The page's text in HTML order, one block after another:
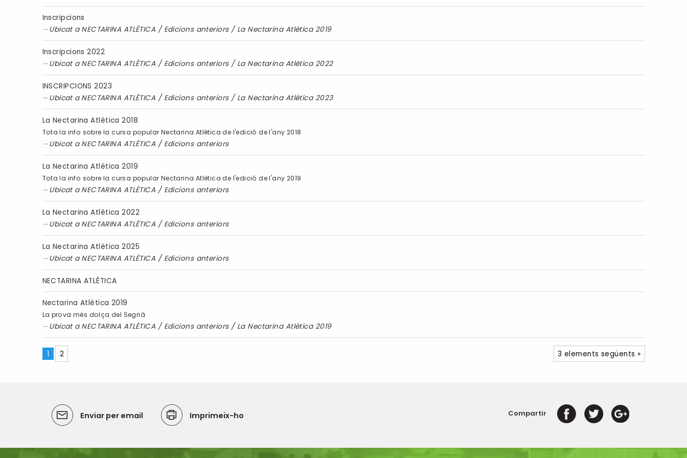
Inscripcions
Ubicat a NECTARINA ATLÈTICA / Edicions anteriors / La Nectarina Atlètica 2019
Inscripcions 2022
Ubicat a NECTARINA ATLÈTICA / Edicions anteriors / La Nectarina Atlètica 2022
INSCRIPCIONS 2023
Ubicat a NECTARINA ATLÈTICA / Edicions anteriors / La Nectarina Atlètica 2023
La Nectarina Atlètica 2018
Tota la info sobre la cursa popular Nectarina Atlètica de l'edició de l'any 2018
Ubicat a NECTARINA ATLÈTICA / Edicions anteriors
La Nectarina Atlètica 2019
Tota la info sobre la cursa popular Nectarina Atlètica de l'edició de l'any 2019
Ubicat a NECTARINA ATLÈTICA / Edicions anteriors
La Nectarina Atlètica 2022
Ubicat a NECTARINA ATLÈTICA / Edicions anteriors
La Nectarina Atlètica 2025
Ubicat a NECTARINA ATLÈTICA / Edicions anteriors
NECTARINA ATLÈTICA
Nectarina Atlètica 2019
La prova més dolça del Segrià
Ubicat a NECTARINA ATLÈTICA / Edicions anteriors / La Nectarina Atlètica 2019
3 elements següents »
1 2
Enviar per email Imprimeix-ho Compartir